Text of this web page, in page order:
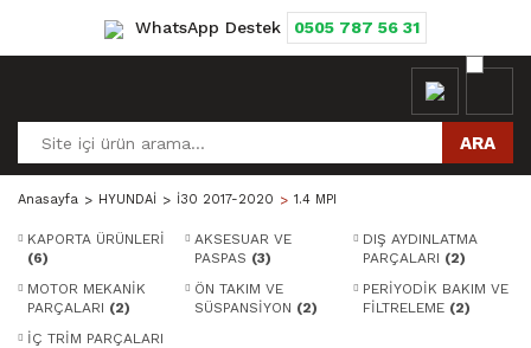
WhatsApp Destek 0505 787 56 31
ARA
Anasayfa HYUNDAİ İ30 2017-2020 1.4 MPI
KAPORTA ÜRÜNLERİ
(6)
AKSESUAR VE
PASPAS (3)
DIŞ AYDINLATMA
PARÇALARI (2)
MOTOR MEKANİK
PARÇALARI (2)
ÖN TAKIM VE
SÜSPANSİYON (2)
PERİYODİK BAKIM VE
FİLTRELEME (2)
İÇ TRİM PARÇALARI